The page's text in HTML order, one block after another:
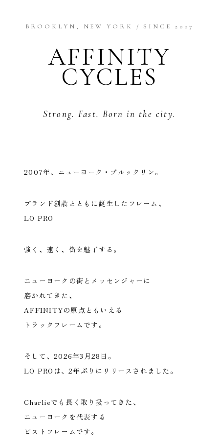
BROOKLYN, NEW YORK / SINCE 2007
AFFINITY
CYCLES
Strong. Fast. Born in the city.
2007年、ニューヨーク・ブルックリン。
ブランド創設とともに誕生したフレーム、
LO PRO
強く、速く、街を魅了する。
ニューヨークの街とメッセンジャーに
磨かれてきた、
AFFINITYの原点ともいえる
トラックフレームです。
そして、2026年3月28日。
LO PROは、2年ぶりにリリースされました。
Charlieでも長く取り扱ってきた、
ニューヨークを代表する
ピストフレームです。